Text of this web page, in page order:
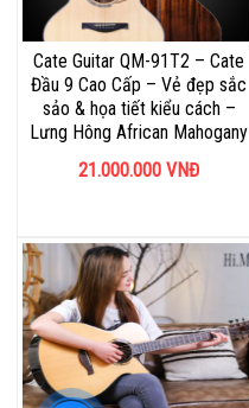
Cate Guitar QM-91T2 – Cate
Đầu 9 Cao Cấp – Vẻ đẹp sắc
sảo & họa tiết kiểu cách –
Lưng Hông African Mahogany
21.000.000 VNĐ